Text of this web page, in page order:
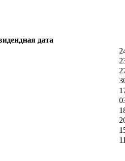
дата